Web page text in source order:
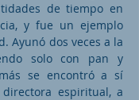
de tiempo en
y fue un ejemplo
Ayunó dos veces a la
solo con pan y
se encontró a sí
espiritual, a